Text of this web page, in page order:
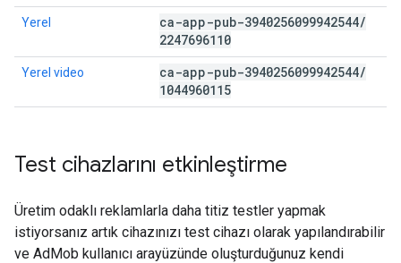
Yerel ca-app-pub-3940256099942544/
2247696110
Yerel video ca-app-pub-3940256099942544/
1044960115
Test cihazlarını etkinleştirme
Üretim odaklı reklamlarla daha titiz testler yapmak
istiyorsanız artık cihazınızı test cihazı olarak yapılandırabilir
ve AdMob kullanıcı arayüzünde oluşturduğunuz kendi